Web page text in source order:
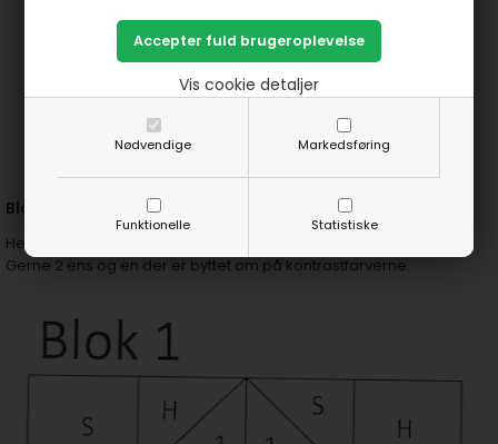
Nødvendige Markedsføring
Funktionelle Statistiske
Vis cookie detaljer
Blok 1:
Her skal du ialt sy 3 stk.
Gerne 2 ens og en der er byttet om på kontrastfarverne.